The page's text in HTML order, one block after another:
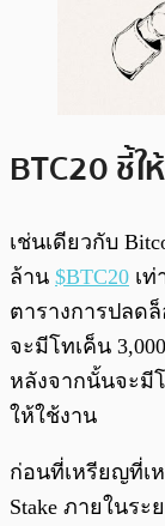
BTC20 ชี้
เช่นเดียวกับ
ล้าน $BTC20 เ
ตารางการปลดล็
จะมีโทเค็น
หลังจากนั้นจะมี
ให้ใช้งาน
ก่อนที่เหรียญที่เ
Stake ภายในระ